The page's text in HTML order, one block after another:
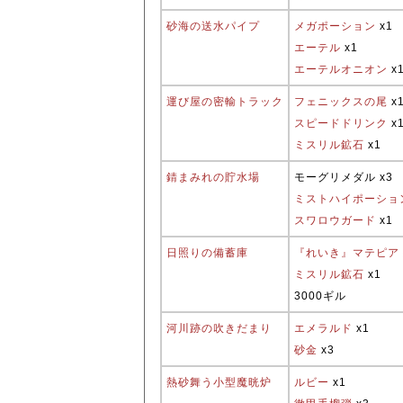
砂海の送水パイプ メガポーション x1
エーテル x1
エーテルオニオン x1
運び屋の密輸トラック フェニックスの尾 x1
スピードドリンク x1
ミスリル鉱石 x1
錆まみれの貯水場
モーグリメダル x3
ミストハイポーショ
スワロウガード x1
日照りの備蓄庫 『れいき』マテピア
ミスリル鉱石 x1
3000ギル
河川跡の吹きだまり エメラルド x1
砂金 x3
熱砂舞う小型魔晄炉 ルビー x1